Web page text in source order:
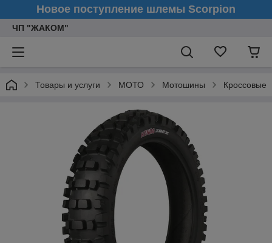
Новое поступление шлемы Scorpion
ЧП "ЖАКОМ"
Товары и услуги МОТО Мотошины Кроссовые